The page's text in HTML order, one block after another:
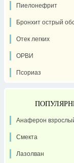
Пиелонефрит
Бронхит острый
Отек легких
ОРВИ
Псориаз
Анаферон
Смекта
Лазолван